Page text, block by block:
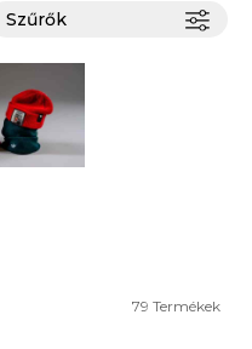
Szűrők
79 Termékek